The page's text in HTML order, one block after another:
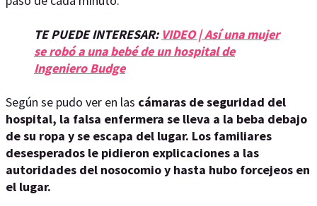
TE PUEDE INTERESAR:VIDEO | Así una mujer
se robó a una bebé de un hospital de
Ingeniero Budge
Según se pudo ver en las cámaras de seguridad del
hospital, la falsa enfermera se lleva a la beba debajo
de su ropa y se escapa del lugar. Los familiares
desesperados le pidieron explicaciones a las
autoridades del nosocomio y hasta hubo forcejeos en
el lugar.